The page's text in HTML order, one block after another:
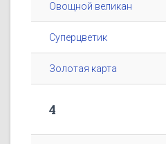
Овощной великан
Суперцветик
Золотая карта
4